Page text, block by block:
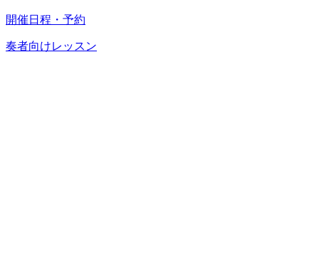
開催日程・予約
奏者向けレッスン